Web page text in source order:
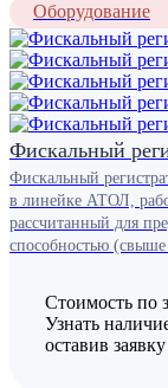
Оборудование
Фискальный
Фискальный
в линейке АТОЛ,
рассчитанный для
способностью
Стоимость по
Узнать
оставив заявку